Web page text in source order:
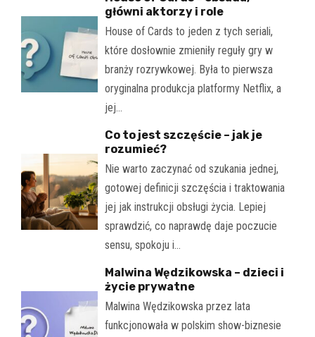
główni aktorzy i role
House of Cards to jeden z tych seriali,
które dosłownie zmieniły reguły gry w
branży rozrywkowej. Była to pierwsza
oryginalna produkcja platformy Netflix, a
jej…
Co to jest szczęście – jak je
rozumieć?
Nie warto zaczynać od szukania jednej,
gotowej definicji szczęścia i traktowania
jej jak instrukcji obsługi życia. Lepiej
sprawdzić, co naprawdę daje poczucie
sensu, spokoju i…
Malwina Wędzikowska – dzieci i
życie prywatne
Malwina Wędzikowska przez lata
funkcjonowała w polskim show-biznesie